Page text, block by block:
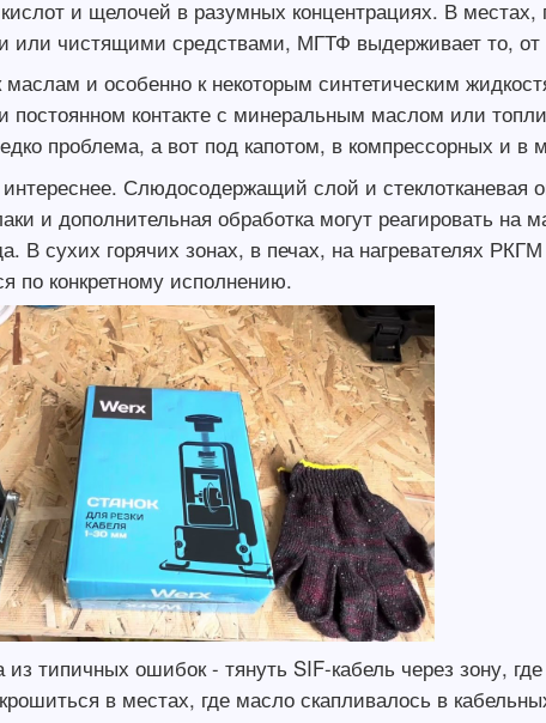
и щелочей в разумных концентрациях. В местах,
или чистящими средствами, МГТФ выдерживает то,
маслам и особенно к некоторым синтетическим
постоянном контакте с минеральным маслом или
проблема, а вот под капотом, в компрессорных и
Слюдосодержащий слой и стеклотканевая
и дополнительная обработка могут реагировать
В сухих горячих зонах, в печах, на нагревателях
по конкретному исполнению.
из типичных ошибок - тянуть SIF-кабель через зону,
в местах, где масло скапливалось в